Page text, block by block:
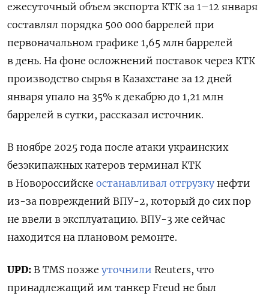
ежесуточный объем экспорта КТК за 1–12 января
⁠составлял порядка 500 000 баррелей при
первоначальном графике 1,65 млн баррелей
в день. На фоне осложнений поставок через КТК
производство сырья в Казахстане за 12 дней
января упало на 35% к декабрю до 1,21 млн
баррелей в сутки, рассказал источник.
В ноябре 2025 года после атаки украинских
безэкипажных катеров терминал КТК
в Новороссийске останавливал отгрузку нефти
из-за повреждений ВПУ-2, который до сих пор
не ввели в эксплуатацию. ВПУ-⁠3 же сейчас
находится на плановом ремонте.
UPD: В TMS позже уточнили Reuters, что
принадлежащий им танкер Freud не был